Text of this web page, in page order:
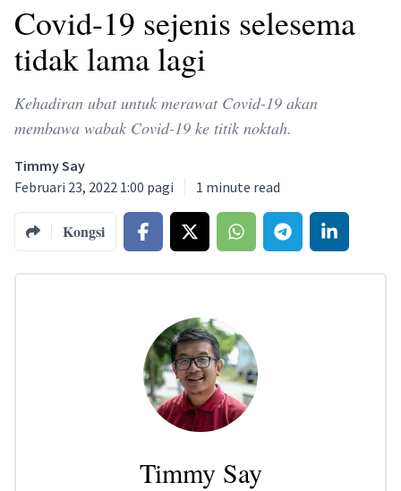
Covid-19 sejenis selesema
tidak lama lagi
Kehadiran ubat untuk merawat Covid-19 akan
membawa wabak Covid-19 ke titik noktah.
Timmy Say
Februari 23, 2022 1:00 pagi
1 minute read
Kongsi
Timmy Say